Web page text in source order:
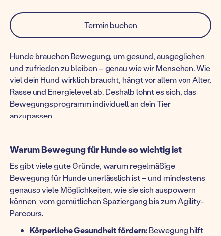
Termin buchen
Hunde brauchen Bewegung, um gesund, ausgeglichen
und zufrieden zu bleiben – genau wie wir Menschen. Wie
viel dein Hund wirklich braucht, hängt vor allem von Alter,
Rasse und Energielevel ab. Deshalb lohnt es sich, das
Bewegungsprogramm individuell an dein Tier
anzupassen.
Warum Bewegung für Hunde so wichtig ist
Es gibt viele gute Gründe, warum regelmäßige
Bewegung für Hunde unerlässlich ist – und mindestens
genauso viele Möglichkeiten, wie sie sich auspowern
können: vom gemütlichen Spaziergang bis zum Agility-
Parcours.
Körperliche Gesundheit fördern:Bewegung hilft